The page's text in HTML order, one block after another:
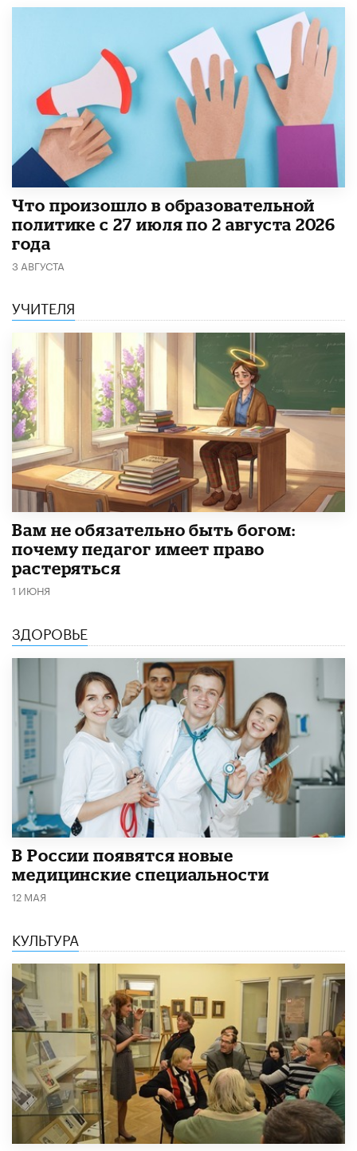
​Что произошло в образовательной
политике с 27 июля по 2 августа 2026
года
3 АВГУСТА
УЧИТЕЛЯ
​Вам не обязательно быть богом:
почему педагог имеет право
растеряться
1 ИЮНЯ
ЗДОРОВЬЕ
В России появятся новые
медицинские специальности
12 МАЯ
КУЛЬТУРА